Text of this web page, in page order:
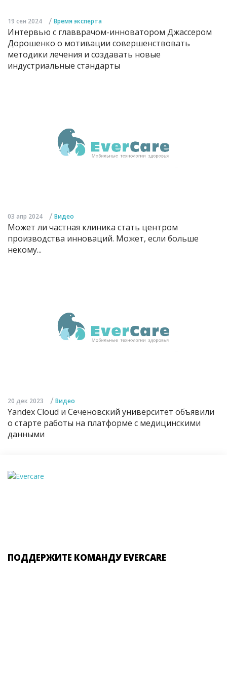
19 сен 2024 / Время эксперта
Интервью с главврачом-инноватором Джассером
Дорошенко о мотивации совершенствовать
методики лечения и создавать новые
индустриальные стандарты
03 апр 2024 / Видео
Может ли частная клиника стать центром
производства инноваций. Может, если больше
некому...
20 дек 2023 / Видео
Yandex Cloud и Сеченовский университет объявили
о старте работы на платформе с медицинскими
данными
ПОДДЕРЖИТЕ КОМАНДУ EVERCARE